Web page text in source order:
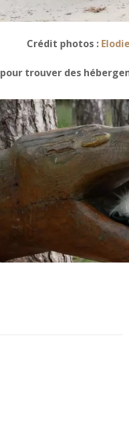
Crédit photos :
pour trouver des